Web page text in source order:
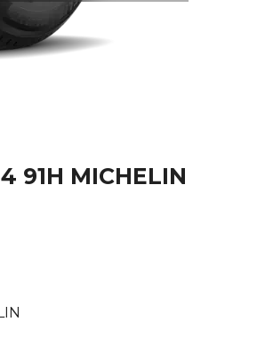
91H MICHELIN